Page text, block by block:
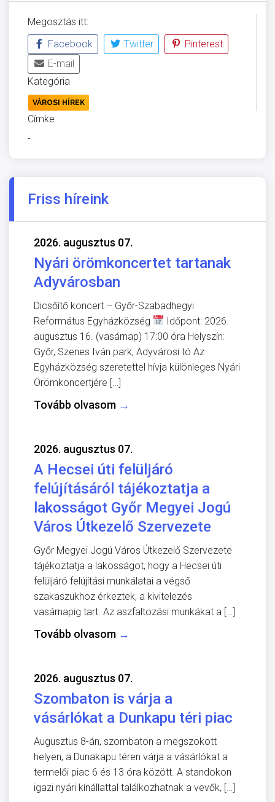
Megosztás itt:
Facebook
Twitter
Pinterest
E-mail
Kategória
VÁROSI HÍREK
Címke
-
Friss híreink
2026. augusztus 07.
Nyári örömkoncertet tartanak
Adyvárosban
Dicsőítő koncert – Győr-Szabadhegyi
Református Egyházközség
Időpont: 2026.
augusztus 16. (vasárnap) 17:00 óra Helyszín:
Győr, Szenes Iván park, Adyvárosi tó Az
Egyházközség szeretettel hívja különleges Nyári
Örömkoncertjére […]
Tovább olvasom →
2026. augusztus 07.
A Hecsei úti felüljáró
felújításáról tájékoztatja a
lakosságot Győr Megyei Jogú
Város Útkezelő Szervezete
Győr Megyei Jogú Város Útkezelő Szervezete
tájékoztatja a lakosságot, hogy a Hecsei úti
felüljáró felújítási munkálatai a végső
szakaszukhoz érkeztek, a kivitelezés
vasárnapig tart. Az aszfaltozási munkákat a […]
Tovább olvasom →
2026. augusztus 07.
Szombaton is várja a
vásárlókat a Dunkapu téri piac
Augusztus 8-án, szombaton a megszokott
helyen, a Dunakapu téren várja a vásárlókat a
termelői piac 6 és 13 óra között. A standokon
igazi nyári kínállattal találkozhatnak a vevők, […]